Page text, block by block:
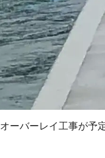
ーバーレイ工事が予